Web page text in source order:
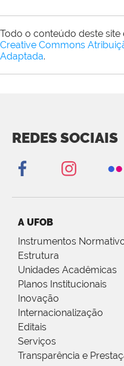
Todo o conteúdo deste
Creative Commons
Adaptada.
REDES SOCIAIS
A UFOB
Instrumentos
Estrutura
Unidades Acadêmicas
Planos Institucionais
Inovação
Internacionalização
Editais
Serviços
Transparência e